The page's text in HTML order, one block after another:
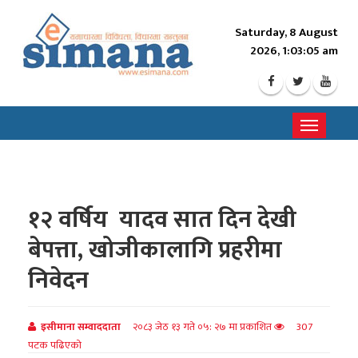
Saturday, 8 August
2026, 1:03:07 am
Toggle
१२ वर्षिय यादव सात दिन देखी
बेपत्ता, खोजीकालागि प्रहरीमा
निवेदन
इसीमाना सम्वाददाता २०८३ जेठ १३ गते ०५: २७ मा प्रकाशित
307
पटक पढिएको